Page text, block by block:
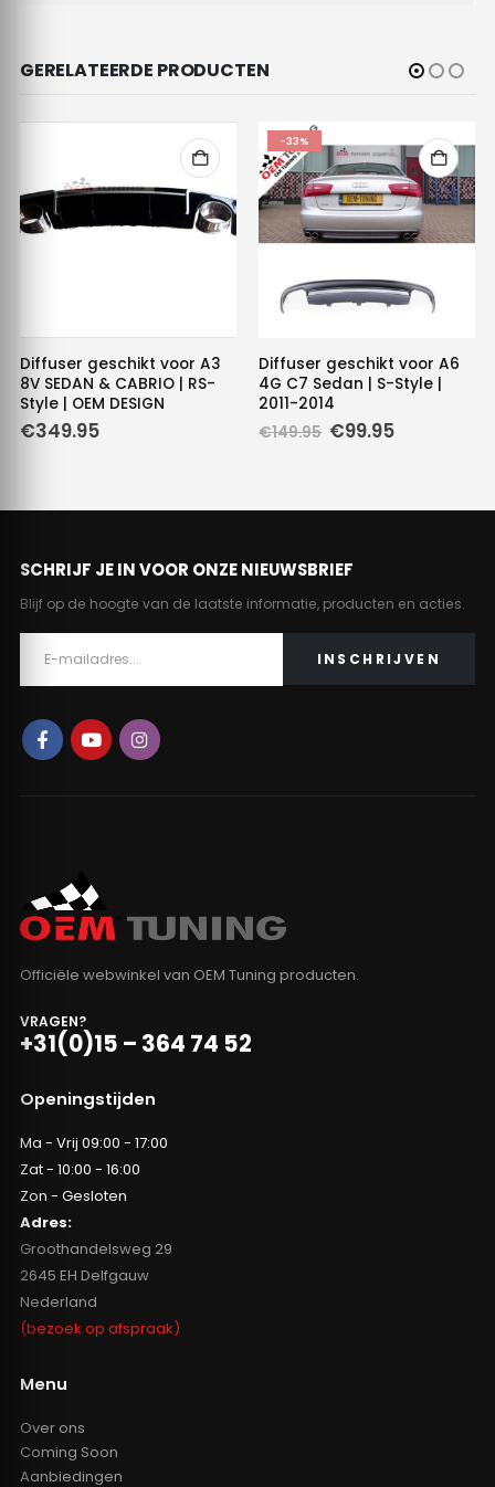
GERELATEERDE PRODUCTEN
Diffuser geschikt voor A3
8V SEDAN & CABRIO | RS-
Style | OEM DESIGN
€349.95
-33%
Diffuser geschikt voor A6
4G C7 Sedan | S-Style |
2011-2014
€149.95 Oorspronkelijke
€99.95Huidige
SCHRIJF JE IN VOOR ONZE NIEUWSBRIEF
Blijf op de hoogte van de laatste informatie, producten en acties.
Officiële webwinkel van OEM Tuning producten.
VRAGEN?
+31(0)15 – 364 74 52
Openingstijden
Ma - Vrij 09:00 - 17:00
Zat - 10:00 - 16:00
Zon - Gesloten
Adres:
Groothandelsweg 29
2645 EH Delfgauw
Nederland
(bezoek op afspraak)
Menu
Over ons
Coming Soon
Aanbiedingen